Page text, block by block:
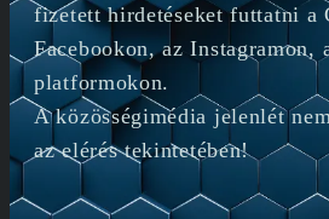
fizetett hirdetéseket futtatni a
Facebookon, az Instagramon,
platformokon.
A közösségimédia jelenlét
az elérés tekintetében!